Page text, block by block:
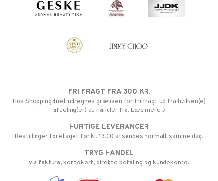
FRI FRAGT FRA 300 KR.
Hos Shopping4net udregnes grænsen for fri fragt ud fra hvilken(e)
afdeling(er) du handler fra. Læs mere »
HURTIGE LEVERANCER
Bestillinger foretaget før kl. 13.00 afsendes normalt samme dag.
TRYG HANDEL
via faktura, kontokort, direkte betaling og kundekonto.